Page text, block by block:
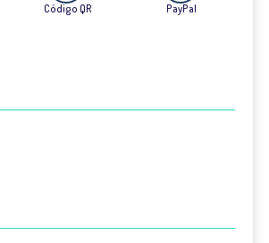
Código QR PayPal